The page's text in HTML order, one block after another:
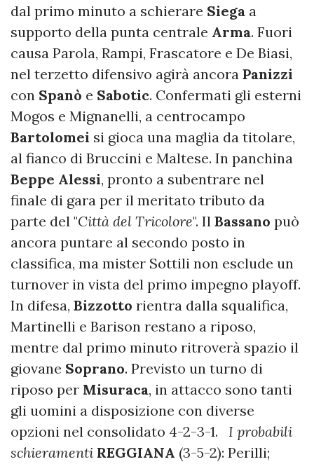
dal primo minuto a schierare Siega a
supporto della punta centrale Arma. Fuori
causa Parola, Rampi, Frascatore e De Biasi,
nel terzetto difensivo agirà ancora Panizzi
con Spanò e Sabotic. Confermati gli esterni
Mogos e Mignanelli, a centrocampo
Bartolomei si gioca una maglia da titolare,
al fianco di Bruccini e Maltese. In panchina
Beppe Alessi, pronto a subentrare nel
finale di gara per il meritato tributo da
parte del "Città del Tricolore". Il Bassano può
ancora puntare al secondo posto in
classifica, ma mister Sottili non esclude un
turnover in vista del primo impegno playoff.
In difesa, Bizzotto rientra dalla squalifica,
Martinelli e Barison restano a riposo,
mentre dal primo minuto ritroverà spazio il
giovane Soprano. Previsto un turno di
riposo per Misuraca, in attacco sono tanti
gli uomini a disposizione con diverse
opzioni nel consolidato 4-2-3-1. I probabili
schieramenti REGGIANA (3-5-2): Perilli;